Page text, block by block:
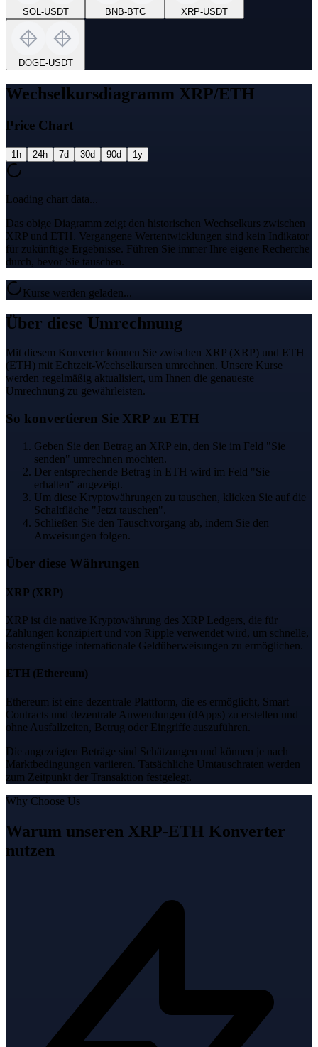
SOL-USDT BNB-BTC XRP-USDT
DOGE-USDT
Wechselkursdiagramm XRP/ETH
Price Chart
1h 24h 7d 30d 90d 1y
Loading chart data...
Das obige Diagramm zeigt den historischen Wechselkurs zwischen
XRP und ETH. Vergangene Wertentwicklungen sind kein Indikator
für zukünftige Ergebnisse. Führen Sie immer Ihre eigene Recherche
durch, bevor Sie tauschen.
Kurse werden geladen...
Über diese Umrechnung
Mit diesem Konverter können Sie zwischen XRP (XRP) und ETH
(ETH) mit Echtzeit-Wechselkursen umrechnen. Unsere Kurse
werden regelmäßig aktualisiert, um Ihnen die genaueste
Umrechnung zu gewährleisten.
So konvertieren Sie XRP zu ETH
Geben Sie den Betrag an XRP ein, den Sie im Feld "Sie
senden" umrechnen möchten.
Der entsprechende Betrag in ETH wird im Feld "Sie
erhalten" angezeigt.
Um diese Kryptowährungen zu tauschen, klicken Sie auf die
Schaltfläche "Jetzt tauschen".
Schließen Sie den Tauschvorgang ab, indem Sie den
Anweisungen folgen.
Über diese Währungen
XRP (XRP)
XRP ist die native Kryptowährung des XRP Ledgers, die für
Zahlungen konzipiert und von Ripple verwendet wird, um schnelle,
kostengünstige internationale Geldüberweisungen zu ermöglichen.
ETH (Ethereum)
Ethereum ist eine dezentrale Plattform, die es ermöglicht, Smart
Contracts und dezentrale Anwendungen (dApps) zu erstellen und
ohne Ausfallzeiten, Betrug oder Eingriffe auszuführen.
Die angezeigten Beträge sind Schätzungen und können je nach
Marktbedingungen variieren. Tatsächliche Umtauschraten werden
zum Zeitpunkt der Transaktion festgelegt.
Why Choose Us
Warum unseren XRP-ETH Konverter
nutzen